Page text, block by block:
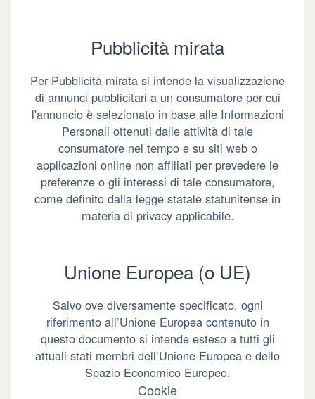
Pubblicità mirata
Per Pubblicità mirata si intende la visualizzazione
di annunci pubblicitari a un consumatore per cui
l'annuncio è selezionato in base alle Informazioni
Personali ottenuti dalle attività di tale
consumatore nel tempo e su siti web o
applicazioni online non affiliati per prevedere le
preferenze o gli interessi di tale consumatore,
come definito dalla legge statale statunitense in
materia di privacy applicabile.
Unione Europea (o UE)
Salvo ove diversamente specificato, ogni
riferimento all’Unione Europea contenuto in
questo documento si intende esteso a tutti gli
attuali stati membri dell’Unione Europea e dello
Spazio Economico Europeo.
Cookie